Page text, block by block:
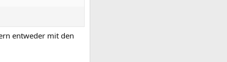
entweder mit den